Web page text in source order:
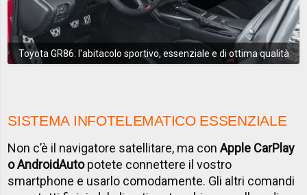
Toyota GR86: l'abitacolo sportivo, essenziale e di ottima qualità
SISTEMA INFOTELEMATICO ESSENZIALE
Non c’è il navigatore satellitare, ma conApple CarPlay
o AndroidAutopotete connettere il vostro
smartphone e usarlo comodamente. Gli altri comandi